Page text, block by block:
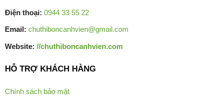
Điện thoại: 0944 33 55 22
Email: chuthiboncanhvien@gmail.com
Website: //chuthiboncanhvien.com
HỖ TRỢ KHÁCH HÀNG
Chính sách bảo mật